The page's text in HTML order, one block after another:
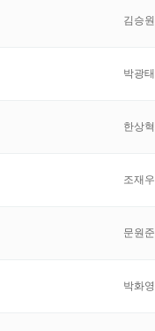
김승원
박광태
한상혁
조재우
문원준
박화영